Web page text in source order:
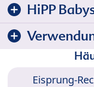
HiPP
Eisprung-